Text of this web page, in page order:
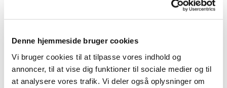
Denne hjemmeside bruger cookies
Vi bruger cookies til at tilpasse vores indhold og
annoncer, til at vise dig funktioner til sociale medier og til
at analysere vores trafik. Vi deler også oplysninger om
En invitation til et sanseligt nærvær for både barn
med kirkerummet og den danske sangskat.
Timen er efterfulgt af kaffe og snacks til dem, der
har lyst til at blive.